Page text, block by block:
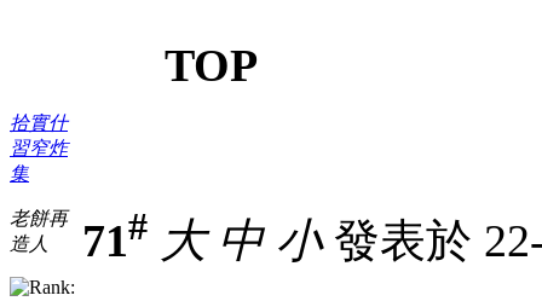
TOP
拾實什
習窄炸
集
老餅再
造人
71# 大 中 小發表於